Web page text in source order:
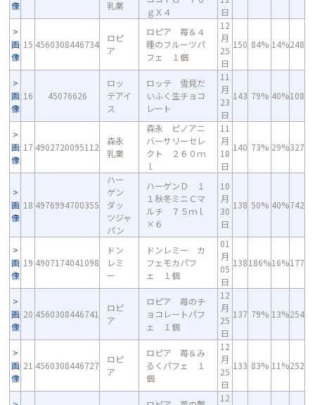
像
乳業
ｇＸ４
日
画
像
15 4560308446734
ロピ
ア
ロピア 苺＆４
種のフルーツパ
フェ １個
12
月
25
日
150 84% 14%248
画
像
16 45076626
ロッ
テアイ
ス
ロッテ 雪見だ
いふく生チョコ
レート
11
月
23
日
143 79% 40%108
画
像
17 4902720095112
森永
乳業
森永 ピノアニ
バーサリーセレ
クト ２６０ｍ
ｌ
11
月
18
日
140 73% 29%327
画
像
18 4976994700355
ハー
ゲン
ダッ
ツジャ
パン
ハーゲンＤ １
１秋冬ミニＣマ
ルチ ７５ｍｌ
×６
10
月
30
日
138 50% 40%742
画
像
19 4907174041098
ドン
レミ
ー
ドンレミー カ
フェモカパフ
ェ １個
01
月
05
日
138186%16%177
画
像
20 4560308446741
ロピ
ア
ロピア 苺のチ
ョコレートパフ
ェ １個
12
月
25
日
137 79% 13%254
画
像
21 4560308446727
ロピ
ア
ロピア 苺＆み
るくパフェ １
個
12
月
25
日
133 83% 11%252
12